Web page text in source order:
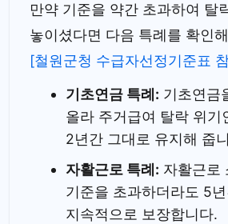
만약 기준을 약간 초과하여 탈
놓이셨다면 다음 특례를 확인
[철원군청 수급자선정기준표
기초연금 특례: 기초연금
올라 주거급여 탈락 위기
2년간 그대로 유지해 줍
자활근로 특례: 자활근로
기준을 초과하더라도 5
지속적으로 보장합니다.